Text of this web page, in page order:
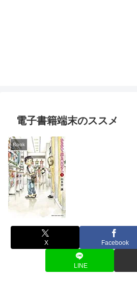
電子書籍端末のススメ
Book
X Facebook
LINE